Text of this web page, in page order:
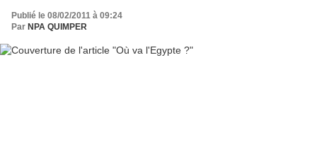
Publié le 08/02/2011 à 09:24
Par NPA QUIMPER